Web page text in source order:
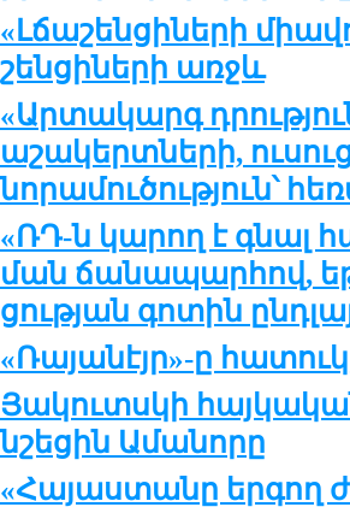
«Լճա­շեն­ցի­նե­րի
շեն­ցի­նե­րի առջև
«Ար­տա­կարգ
ա­շա­կերտ­նե­րի,
նո­րա­մու­ծու­թ­յուն՝
«ՌԴ-ն կա­րող է գնալ
ման ճա­նա­պար­հով,
ցու­թ­յան գո­տին
«Ռա­յա­նէյր»-ը
Յա­կուտս­կի
նշե­ցին Ա­մա­նո­րը
«Հա­յաս­տա­նը եր­գող